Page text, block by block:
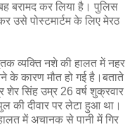
बरामद कर लिया है। पुलिस
उसे पोस्टमार्टम के लिए मेरठ
व्यक्ति नशे की हालत में नहर
के कारण मौत हो गई है।बताते
शेर सिंह उम्र 26 वर्ष शुक्रवार
की दीवार पर लेटा हुआ था।
में अचानक से पानी में गिर